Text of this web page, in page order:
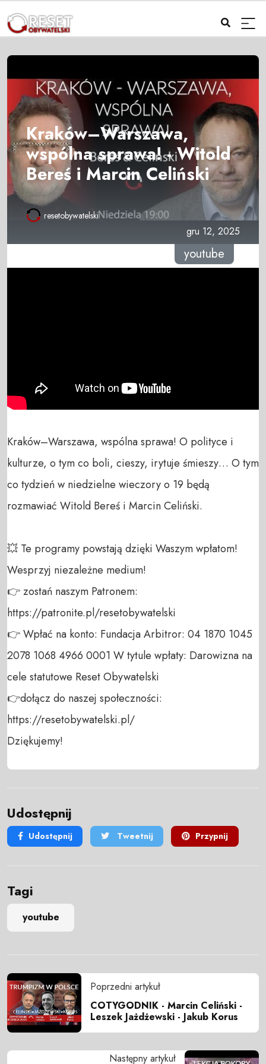
Kraków–Warszawa,
wspólna sprawa! - Witold
Bereś i Marcin Celiński
resetobywatelski
gru 12, 2025
youtube
Kraków–Warszawa, wspólna sprawa! O polityce i
kulturze, o tym co boli, cieszy, irytuje śmieszy… O tym
co tydzień w niedzielne wieczory o 19 będą
rozmawiać Witold Bereś i Marcin Celiński.
💥 Te programy powstają dzięki Waszym wpłatom!
Wesprzyj niezależne medium!
👉 zostań naszym Patronem:
https://patronite.pl/resetobywatelski
👉 Wpłać na konto: Fundacja Arbitror: 04 1870 1045
2078 1068 4966 0001 W tytule wpłaty: Darowizna na
cele statutowe Reset Obywatelski
👉dołącz do naszej społeczności:
https://resetobywatelski.pl/
Dziękujemy!
Udostępnij
Udostępnij Tweetnij Przypnij
Tagi
youtube
Poprzedni artykuł
COTYGODNIK - Marcin Celiński -
Leszek Jażdżewski - Jakub Korus
Następny artykuł